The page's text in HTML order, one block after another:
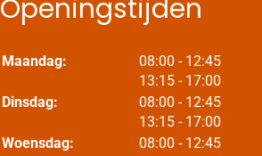
Openingstijden
Maandag: 08:00 tot
- 12:45
13:15 tot
- 17:00
Dinsdag:
08:00 tot
- 12:45
13:15 tot
- 17:00
Woensdag:
08:00 tot
- 12:45